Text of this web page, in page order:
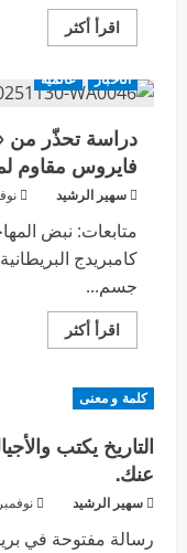
اقرأ أكثر
الأخبار عالمية
دراسة تحذّر من
فايروس مقاوم
سهير الرشيد
متابعات: نبض
كامبريدج
جسم...
اقرأ أكثر
كلمة و معنى
التاريخ يكتب
عنك.
سهير الرشيد نوفمبر 24, 2025
رسالة مفتوحة في